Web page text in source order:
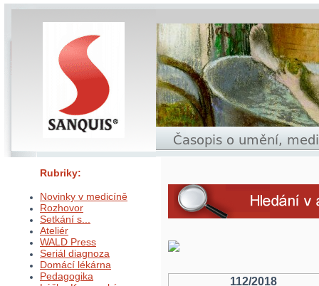
Rubriky:
Novinky v medicíně
Rozhovor
Setkání s...
Ateliér
WALD Press
Seriál diagnoza
Domácí lékárna
Pedagogika
112/2018